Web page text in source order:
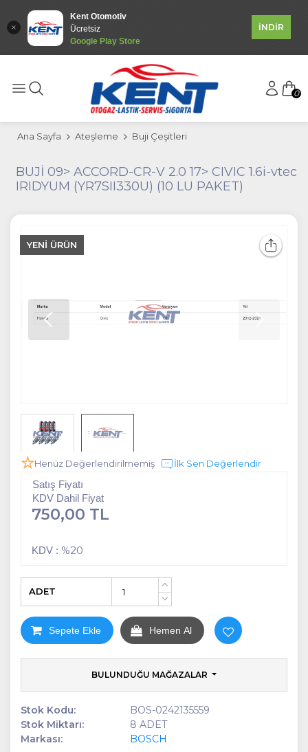
Kent Otomotiv
Ücretsiz
Google Play Store
İNDİR
0
Ana Sayfa Ateşleme Buji Çeşitleri
BUJİ 09> ACCORD-CR-V 2.0 17> CIVIC 1.6i-vtec
IRIDYUM (YR7SII330U) (10 LU PAKET)
YENI ÜRÜN
Henüz Değerlendirilmemiş İlk Sen Değerlendir
Satış Fiyatı
KDV Dahil Fiyat
750,00 TL
KDV : %20
+
ADET
Sepete Ekle Hemen Al
BULUNDUĞU MAĞAZALAR
Stok Kodu:
BOS-0242135559
Stok Miktarı:
8 ADET
Markası:
BOSCH